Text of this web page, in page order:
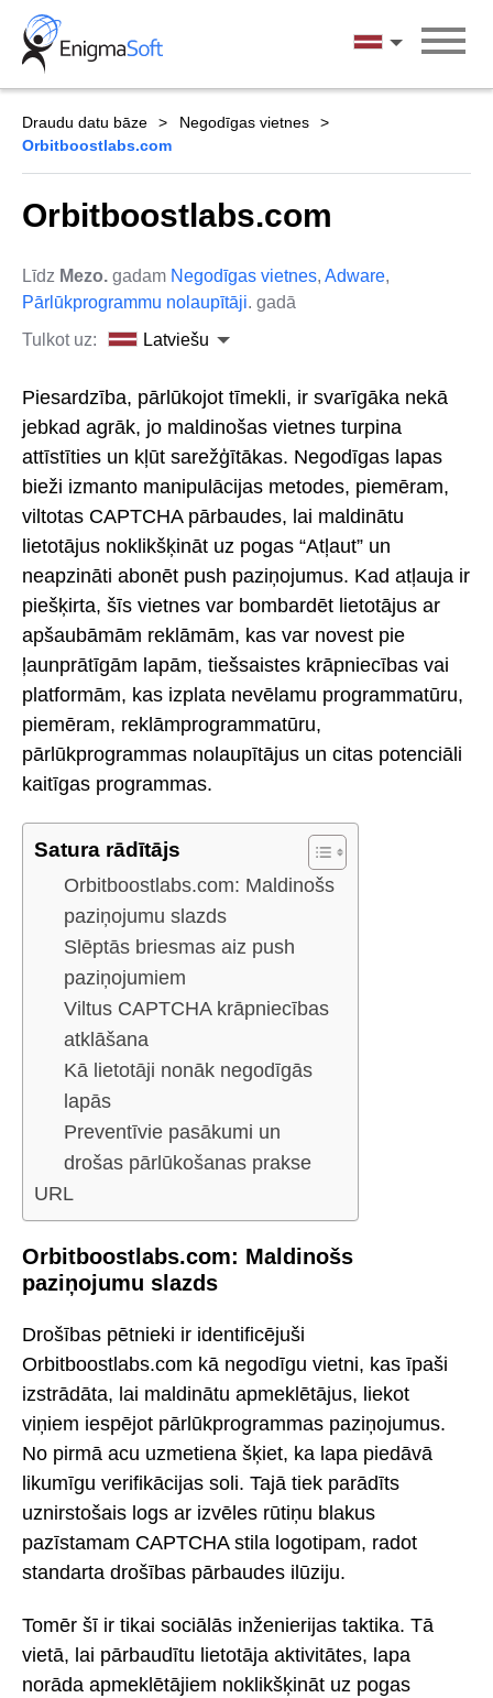
Skip
content
Latviešu
Draudu datu bāze
Negodīgas vietnes
Orbitboostlabs.com
Orbitboostlabs.com
Līdz Mezo. gadam Negodīgas vietnes, Adware,
Pārlūkprogrammu nolaupītāji. gadā
Tulkot uz:
Latviešu
Piesardzība, pārlūkojot tīmekli, ir svarīgāka nekā
jebkad agrāk, jo maldinošas vietnes turpina
attīstīties un kļūt sarežģītākas. Negodīgas lapas
bieži izmanto manipulācijas metodes, piemēram,
viltotas CAPTCHA pārbaudes, lai maldinātu
lietotājus noklikšķināt uz pogas “Atļaut” un
neapzināti abonēt push paziņojumus. Kad atļauja ir
piešķirta, šīs vietnes var bombardēt lietotājus ar
apšaubāmām reklāmām, kas var novest pie
ļaunprātīgām lapām, tiešsaistes krāpniecības vai
platformām, kas izplata nevēlamu programmatūru,
piemēram, reklāmprogrammatūru,
pārlūkprogrammas nolaupītājus un citas potenciāli
kaitīgas programmas.
Satura rādītājs
Orbitboostlabs.com: Maldinošs
paziņojumu slazds
Slēptās briesmas aiz push
paziņojumiem
Viltus CAPTCHA krāpniecības
atklāšana
Kā lietotāji nonāk negodīgās
lapās
Preventīvie pasākumi un
drošas pārlūkošanas prakse
URL
Orbitboostlabs.com: Maldinošs
paziņojumu slazds
Drošības pētnieki ir identificējuši
Orbitboostlabs.com kā negodīgu vietni, kas īpaši
izstrādāta, lai maldinātu apmeklētājus, liekot
viņiem iespējot pārlūkprogrammas paziņojumus.
No pirmā acu uzmetiena šķiet, ka lapa piedāvā
likumīgu verifikācijas soli. Tajā tiek parādīts
uznirstošais logs ar izvēles rūtiņu blakus
pazīstamam CAPTCHA stila logotipam, radot
standarta drošības pārbaudes ilūziju.
Tomēr šī ir tikai sociālās inženierijas taktika. Tā
vietā, lai pārbaudītu lietotāja aktivitātes, lapa
norāda apmeklētājiem noklikšķināt uz pogas